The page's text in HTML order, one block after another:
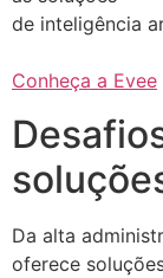
de inteligência
Conheça a Evee
Da alta
oferece